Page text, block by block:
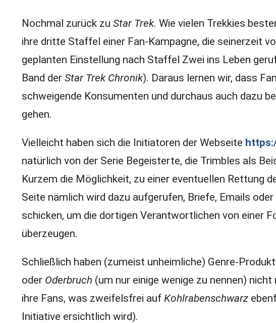
Nochmal zurück zu Star Trek. Wie vielen Trekkies
ihre dritte Staffel einer Fan-Kampagne, die seinerzeit
geplanten Einstellung nach Staffel Zwei ins Leben
Band der Star Trek Chronik). Daraus lernen wir, dass
schweigende Konsumenten und durchaus auch dazu
gehen.
Vielleicht haben sich die Initiatoren der Webseite
natürlich von der Serie Begeisterte, die Trimbles als
Kurzem die Möglichkeit, zu einer eventuellen Rettung
Seite nämlich wird dazu aufgerufen, Briefe, Emails
schicken, um die dortigen Verantwortlichen von einer
überzeugen.
Schließlich haben (zumeist unheimliche) Genre-
oder Oderbruch (um nur einige wenige zu nennen) nicht
ihre Fans, was zweifelsfrei auf Kohlrabenschwarz
Initiative ersichtlich wird).